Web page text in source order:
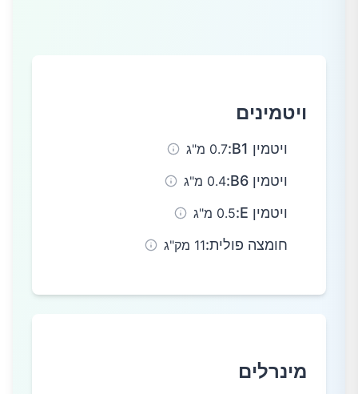
ויטמינים
ויטמין B1 :0.7 מ"ג
ויטמין B6 :0.4 מ"ג
ויטמין E :0.5 מ"ג
חומצה פולית:11 מק"ג
מינרלים